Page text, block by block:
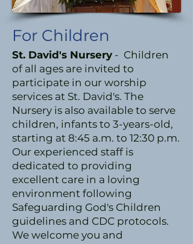
For Children
St. David's Nursery - Children
of all ages are invited to
participate in our worship
services at St. David's. The
Nursery is also available to serve
children, infants to 3-years-old,
starting at 8:45 a.m. to 12:30 p.m.
Our experienced staff is
dedicated to providing
excellent care in a loving
environment following
Safeguarding God's Children
guidelines and CDC protocols.
We welcome you and